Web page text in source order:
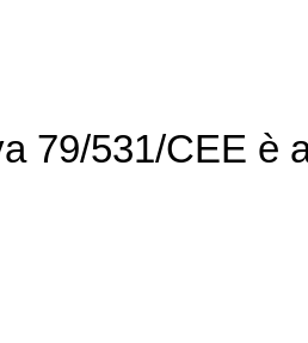
79/531/CEE è